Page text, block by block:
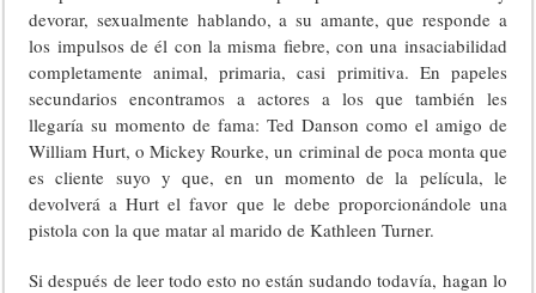
devorar, sexualmente hablando, a su amante, que responde a
los impulsos de él con la misma fiebre, con una insaciabilidad
completamente animal, primaria, casi primitiva. En papeles
secundarios encontramos a actores a los que también les
llegaría su momento de fama: Ted Danson como el amigo de
William Hurt, o Mickey Rourke, un criminal de poca monta que
es cliente suyo y que, en un momento de la película, le
devolverá a Hurt el favor que le debe proporcionándole una
pistola con la que matar al marido de Kathleen Turner.
Si después de leer todo esto no están sudando todavía, hagan lo